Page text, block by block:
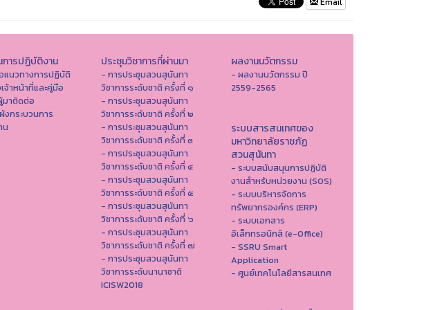
การปฏิบัติงาน
แนวทางการปฏิบัติ
จ้าหน้าที่และคู่มือ
มาติดต่อ
งกระบวนการ
น
ประชุมวิชาการที่ผ่านมา
- การประชุมสวนสุนันทา
วิชาการระดับชาติ ครั้งที่ ๑
- การประชุมสวนสุนันทา
วิชาการระดับชาติ ครั้งที่ ๒
- การประชุมสวนสุนันทา
วิชาการระดับชาติ ครั้งที่ ๓
- การประชุมสวนสุนันทา
วิชาการระดับชาติ ครั้งที่ ๔
- การประชุมสวนสุนันทา
วิชาการระดับชาติ ครั้งที่ ๕
- การประชุมสวนสุนันทา
วิชาการระดับชาติ ครั้งที่ ๖
- การประชุมสวนสุนันทา
วิชาการระดับชาติ ครั้งที่ ๗
- การประชุมสวนสุนันทา
วิชาการระดับนานาชาติ
ICISW2018
ผลงานนวัตกรรม
- ผลงานนวัตกรรม ปี
2559-2565
ระบบสารสนเทศของ
มหาวิทยาลัยราชภัฏ
สวนสุนันทา
- ระบบสนับสนุนการปฏิบัติ
งานสำหรับหน่วยงาน (SOS)
- ระบบบริหารจัดการ
ทรัพยากรองค์กร (ERP)
- ระบบเอกสาร
อิเล็กทรอนิกส์ (e-Office)
- SSRU Smart
Application
- ศูนย์เทคโนโลยีสารสนเทศ